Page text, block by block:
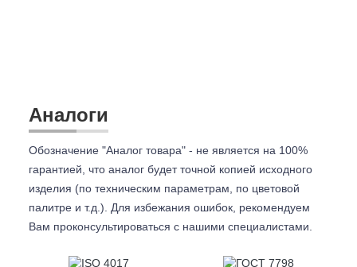
Аналоги
Обозначение "Аналог товара" - не является на 100%
гарантией, что аналог будет точной копией исходного
изделия (по техническим параметрам, по цветовой
палитре и т.д.). Для избежания ошибок, рекомендуем
Вам проконсультироваться с нашими специалистами.